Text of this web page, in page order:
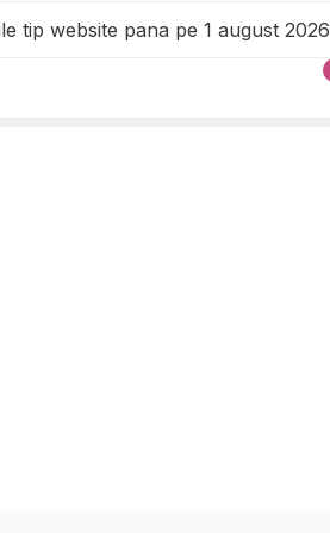
tip website pana pe 1 august 2026